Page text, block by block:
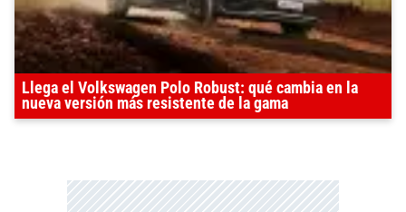
Llega el Volkswagen Polo Robust: qué cambia en la
nueva versión más resistente de la gama